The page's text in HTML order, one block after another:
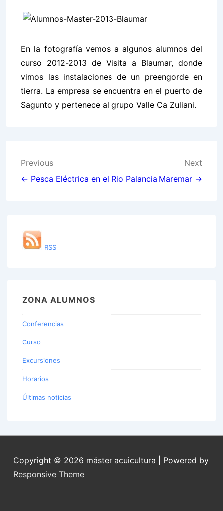
En la fotografía vemos a algunos alumnos del
curso 2012-2013 de Visita a Blaumar, donde
vimos las instalaciones de un preengorde en
tierra. La empresa se encuentra en el puerto de
Sagunto y pertenece al grupo Valle Ca Zuliani.
Post
Previous
← Pesca Eléctrica en el Rio Palancia
Next
Maremar →
RSS
ZONA ALUMNOS
Conferencias
Curso
Excursiones
Horarios
Últimas noticias
Copyright © 2026 máster acuicultura
| Powered by
Responsive Theme